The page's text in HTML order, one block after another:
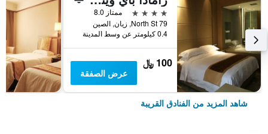
4 نجوم
ممتاز 8.0
79 North St, زيان, الصين
0.4 كيلومتر عن وسط المدينة
100 ﷼
عرض الصفقة
شاهد المزيد من الفنادق القريبة